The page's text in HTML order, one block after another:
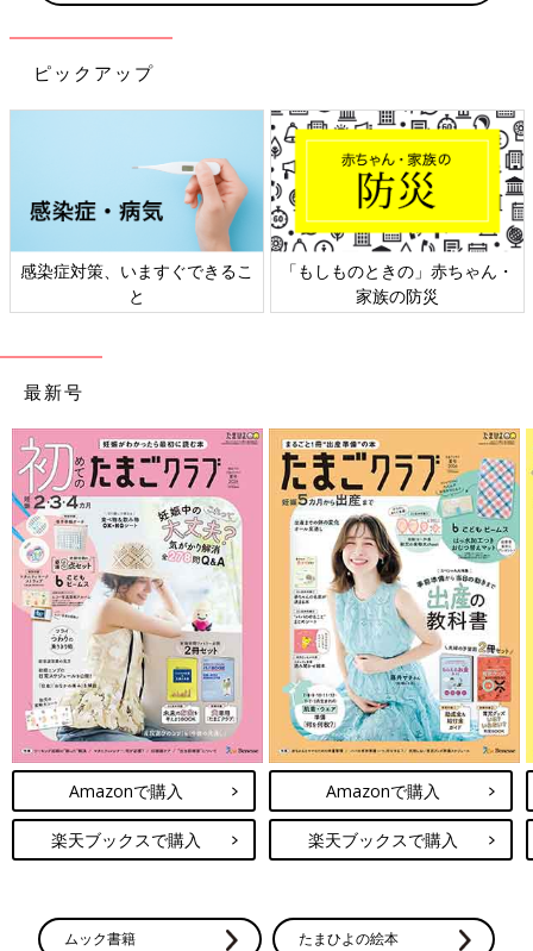
ピックアップ
感染症対策、いますぐできるこ
と
「もしものときの」赤ちゃん・
家族の防災
最新号
Amazonで購入
楽天ブックスで購入
Amazonで購入
楽天ブックスで購入
ムック書籍 たまひよの絵本